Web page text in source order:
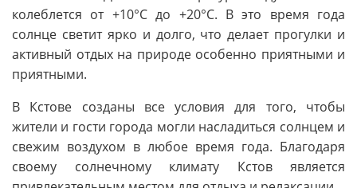
колеблется от +10°C до +20°C. В это время года
солнце светит ярко и долго, что делает прогулки и
активный отдых на природе особенно приятными и
приятными.
В Кстове созданы все условия для того, чтобы
жители и гости города могли насладиться солнцем и
свежим воздухом в любое время года. Благодаря
своему солнечному климату Кстов является